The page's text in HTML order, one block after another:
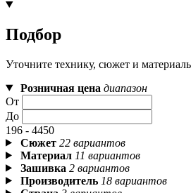
Подбор
Уточните технику, сюжет и
Розничная цена диапазон
От
До
196 - 4450
Сюжет 22 вариантов
Материал 11 вариантов
Зашивка 2 вариантов
Производитель 18 вариантов